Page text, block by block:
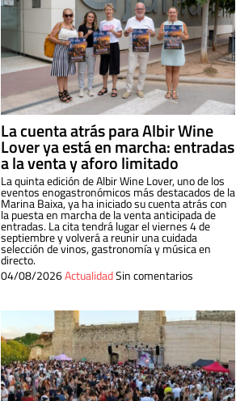
La cuenta atrás para Albir Wine
Lover ya está en marcha: entradas
a la venta y aforo limitado
La quinta edición de Albir Wine Lover, uno de los
eventos enogastronómicos más destacados de la
Marina Baixa, ya ha iniciado su cuenta atrás con
la puesta en marcha de la venta anticipada de
entradas. La cita tendrá lugar el viernes 4 de
septiembre y volverá a reunir una cuidada
selección de vinos, gastronomía y música en
directo.
04/08/2026ActualidadSin comentarios